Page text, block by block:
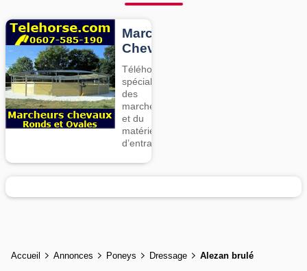
Marcheurs
Chevaux
Téléhorse,
spécialiste
des
marcheurs
et du
matériel
d’entrainement
Accueil Annonces Poneys Dressage Alezan brulé